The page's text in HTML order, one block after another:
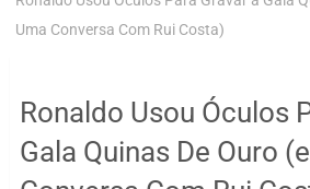
Uma Conversa Com Rui Costa)
Ronaldo Usou Óculos
Gala Quinas De Ouro